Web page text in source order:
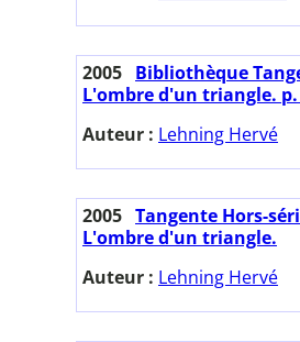
2005 Bibliothèque
L'ombre d'un triangle. p.
Auteur : Lehning Hervé
2005 Tangente Hors-
L'ombre d'un triangle.
Auteur : Lehning Hervé